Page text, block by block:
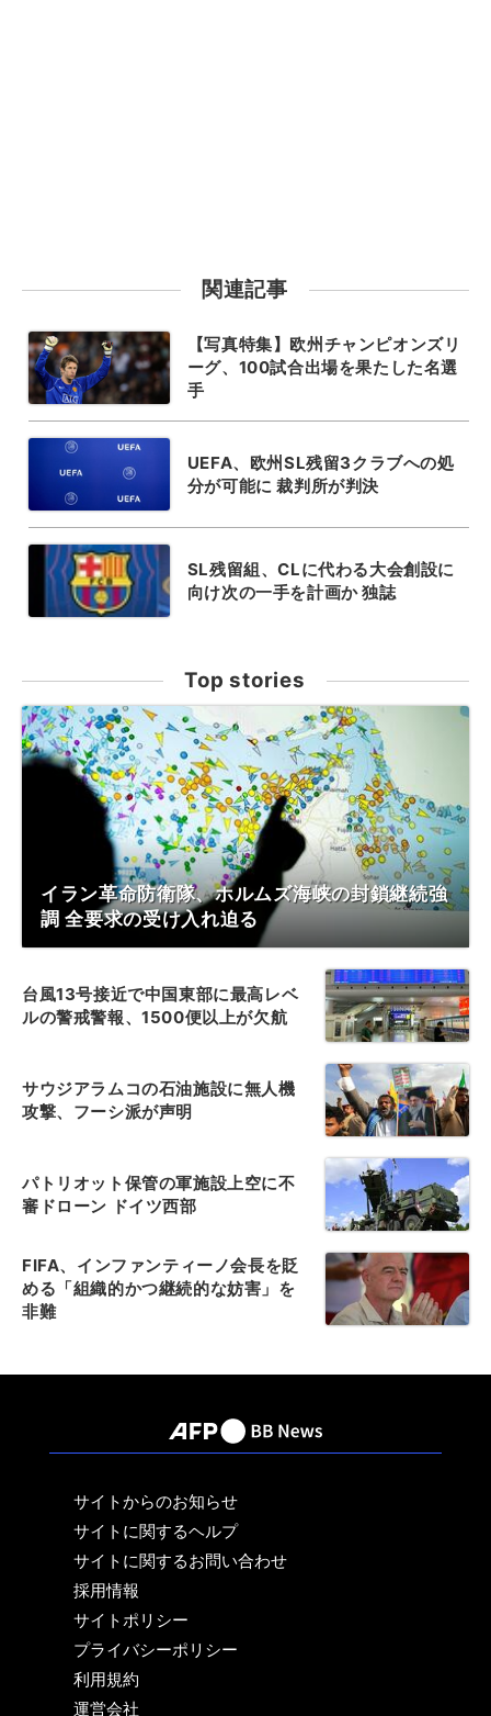
関連記事
【写真特集】欧州チャンピオンズリ
ーグ、100試合出場を果たした名選
手
UEFA、欧州SL残留3クラブへの処
分が可能に 裁判所が判決
SL残留組、CLに代わる大会創設に
向け次の一手を計画か 独誌
Top stories
イラン革命防衛隊、ホルムズ海峡の封鎖継続強
調 全要求の受け入れ迫る
台風13号接近で中国東部に最高レベ
ルの警戒警報、1500便以上が欠航
サウジアラムコの石油施設に無人機
攻撃、フーシ派が声明
パトリオット保管の軍施設上空に不
審ドローン ドイツ西部
FIFA、インファンティーノ会長を貶
める「組織的かつ継続的な妨害」を
非難
サイトからのお知らせ
サイトに関するヘルプ
サイトに関するお問い合わせ
採用情報
サイトポリシー
プライバシーポリシー
利用規約
運営会社